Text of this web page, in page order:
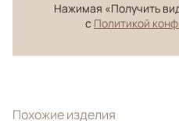
Нажимая «Получить
с Политикой
Похожие изделия